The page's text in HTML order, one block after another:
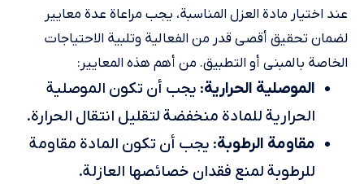
عند اختيار مادة العزل المناسبة، يجب مراعاة عدة معايير
لضمان تحقيق أقصى قدر من الفعالية وتلبية الاحتياجات
الخاصة بالمبنى أو التطبيق. من أهم هذه المعايير:
الموصلية الحرارية: يجب أن تكون الموصلية
الحرارية للمادة منخفضة لتقليل انتقال الحرارة.
مقاومة الرطوبة: يجب أن تكون المادة مقاومة
للرطوبة لمنع فقدان خصائصها العازلة.